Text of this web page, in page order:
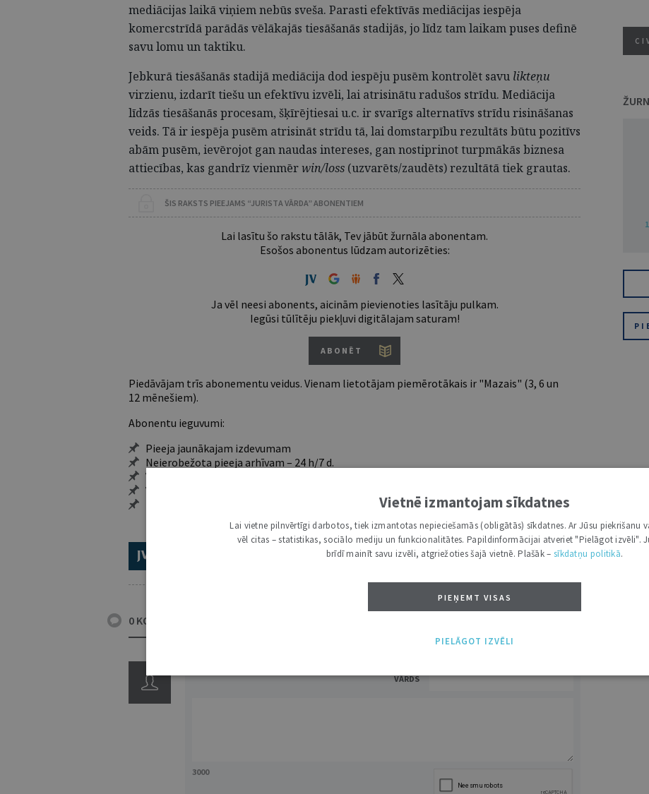
mediācijas laikā viņiem nebūs sveša. Parasti efektīvās mediācijas iespēja
komercstrīdā parādās vēlākajās tiesāšanās stadijās, jo līdz tam laikam puses definē
savu lomu un taktiku.
Jebkurā tiesāšanās stadijā mediācija dod iespēju pusēm kontrolēt savu likteņu
virzienu, izdarīt tiešu un efektīvu izvēli, lai atrisinātu radušos strīdu. Mediācija
līdzās tiesāšanās procesam, šķīrējtiesai u.c. ir svarīgs alternatīvs strīdu risināšanas
veids. Tā ir iespēja pusēm atrisināt strīdu tā, lai domstarpību rezultāts būtu pozitīvs
abām pusēm, ievērojot gan naudas intereses, gan nostiprinot turpmākās biznesa
attiecības, kas gandrīz vienmērwin/loss (uzvarēts/zaudēts) rezultātā tiek grautas.
ŠIS RAKSTS PIEEJAMS “JURISTA VĀRDA” ABONENTIEM
Lai lasītu šo rakstu tālāk, Tev jābūt žurnāla abonentam.
Esošos abonentus lūdzam autorizēties:
Ja vēl neesi abonents, aicinām pievienoties lasītāju pulkam.
Iegūsi tūlītēju piekļuvi digitālajam saturam!
ABONĒT
Piedāvājam trīs abonementu veidus. Vienam lietotājam piemērotākais ir "Mazais" (3, 6 un
12 mēnešiem).
Abonentu ieguvumi:
Pieeja jaunākajam izdevumam
Neierobežota pieeja arhīvam – 24 h/7 d.
Vairāk nekā 18 000 rakstu un 2000 autoru
Visi tematiskie numuri un ikgadējie grāmatžurnāli
Personalizētās iespējas – piezīmes, citāti, mapes
TRĪS IESPĒJAS TAVAI IZVĒLEI: MAZAIS, VIDĒJAIS UN LIELAIS ABONEMENTS!
0 KOMENTĀRI
VĀRDS
3000
Vietnē izmantojam sīkdatnes
Lai vietne pilnvērtīgi darbotos, tiek izmantotas nepieciešamās (obligātās) sīkdatnes. Ar Jūsu piekrišanu
vēl citas – statistikas, sociālo mediju un funkcionalitātes. Papildinformācijai atveriet "Pielāgot izvēli".
brīdī mainīt savu izvēli, atgriežoties šajā vietnē. Plašāk – sīkdatņu politikā.
PIEŅEMT VISAS
PIELĀGOT IZVĒLI